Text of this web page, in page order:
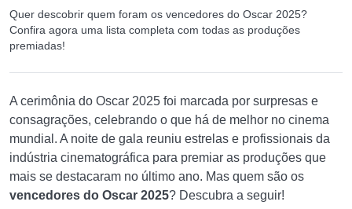
Quer descobrir quem foram os vencedores do Oscar 2025?
Confira agora uma lista completa com todas as produções
premiadas!
A cerimônia do Oscar 2025 foi marcada por surpresas e
consagrações, celebrando o que há de melhor no cinema
mundial. A noite de gala reuniu estrelas e profissionais da
indústria cinematográfica para premiar as produções que
mais se destacaram no último ano. Mas quem são os
vencedores do Oscar 2025? Descubra a seguir!